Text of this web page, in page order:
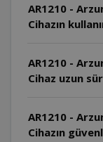
AR1210 -
Cihazın
AR1210 -
Cihaz uzun
AR1210 -
Cihazın